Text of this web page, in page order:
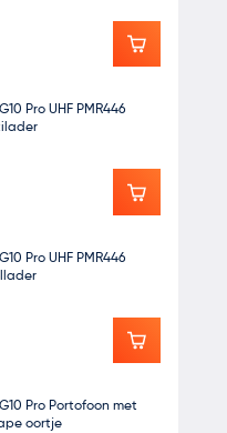
Pro UHF PMR446
Pro UHF PMR446
Pro Portofoon met
oortje